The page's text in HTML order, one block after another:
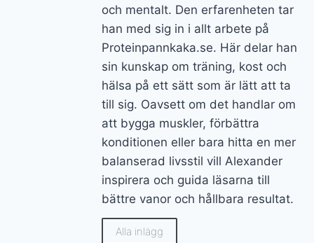
och mentalt. Den erfarenheten tar
han med sig in i allt arbete på
Proteinpannkaka.se. Här delar han
sin kunskap om träning, kost och
hälsa på ett sätt som är lätt att ta
till sig. Oavsett om det handlar om
att bygga muskler, förbättra
konditionen eller bara hitta en mer
balanserad livsstil vill Alexander
inspirera och guida läsarna till
bättre vanor och hållbara resultat.
Alla inlägg